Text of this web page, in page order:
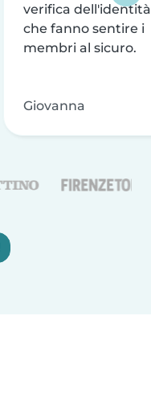
verifica dell'identità
che fanno sentire i
membri al sicuro.
Giovanna